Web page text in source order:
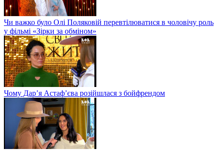
Чи важко було Олі Поляковій перевтілюватися в чоловічу роль
у фільмі «Зірки за обміном»
Чому Дар’я Астаф’єва розійшлася з бойфрендом